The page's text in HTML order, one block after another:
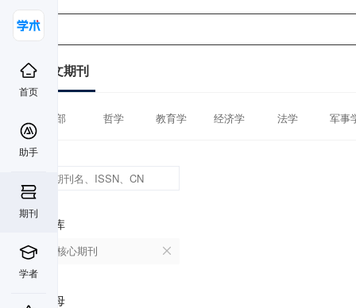
首页
助手
期刊
学者
中文期刊
全部 哲学 教育学 经济学 法学 军事
数据库
北大核心期刊
首字母